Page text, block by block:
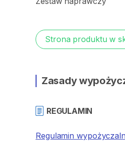
Strona produktu w
Zasady
REGULAMIN
Regulamin